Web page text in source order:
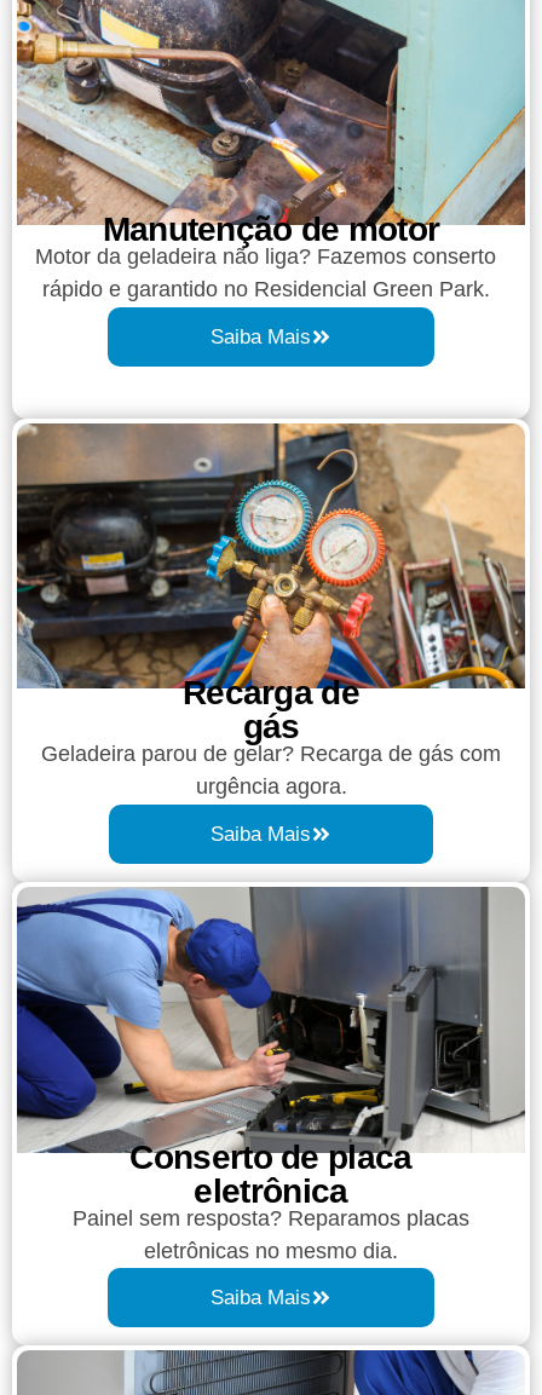
Manutenção de motor
Motor da geladeira não liga? Fazemos conserto
rápido e garantido no Residencial Green Park.
Saiba Mais
Recarga de
gás
Geladeira parou de gelar? Recarga de gás com
urgência agora.
Saiba Mais
Conserto de placa
eletrônica
Painel sem resposta? Reparamos placas
eletrônicas no mesmo dia.
Saiba Mais